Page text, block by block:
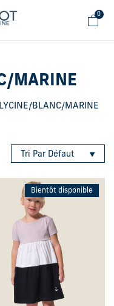
0
MARINE
BLANC/MARINE
Tri Par Défaut
Bientôt disponible